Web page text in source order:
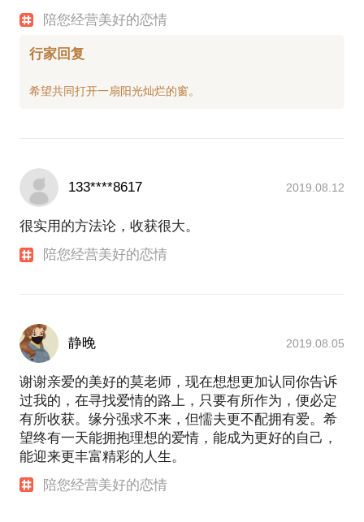
陪您经营美好的恋情
行家回复
133****8617 2019.08.12
很实用的方法论，收获很大。
陪您经营美好的恋情
静晚 2019.08.05
谢谢亲爱的美好的莫老师，现在想想更加认同你告诉
过我的，在寻找爱情的路上，只要有所作为，便必定
有所收获。缘分强求不来，但懦夫更不配拥有爱。希
望终有一天能拥抱理想的爱情，能成为更好的自己，
能迎来更丰富精彩的人生。
陪您经营美好的恋情